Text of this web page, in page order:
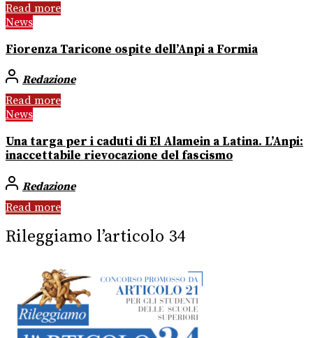
Read more
News
Fiorenza Taricone ospite dell’Anpi a Formia
Redazione
Read more
News
Una targa per i caduti di El Alamein a Latina. L’Anpi:
inaccettabile rievocazione del fascismo
Redazione
Read more
Rileggiamo l’articolo 34